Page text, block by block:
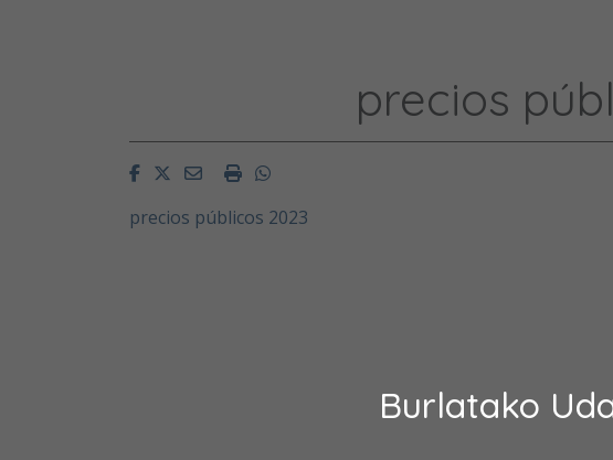
Burlatako
precios
FacebookTwitterEmailImprimirWhatsapp
precios públicos 2023